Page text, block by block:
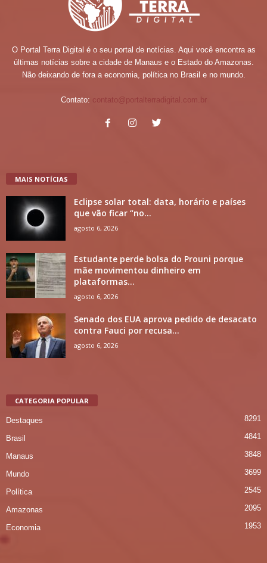
O Portal Terra Digital é o seu portal de notícias. Aqui você encontra as
últimas notícias sobre a cidade de Manaus e o Estado do Amazonas.
Não deixando de fora a economia, política no Brasil e no mundo.
Contato: contato@portalterradigital.com.br
MAIS NOTÍCIAS
Eclipse solar total: data, horário e países
que vão ficar “no...
agosto 6, 2026
Estudante perde bolsa do Prouni porque
mãe movimentou dinheiro em
plataformas...
agosto 6, 2026
Senado dos EUA aprova pedido de desacato
contra Fauci por recusa...
agosto 6, 2026
CATEGORIA POPULAR
Destaques 8291
Brasil 4841
Manaus 3848
Mundo 3699
Política 2545
Amazonas 2095
Economia 1953